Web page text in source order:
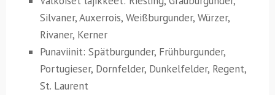
Silvaner, Auxerrois, Weißburgunder, Würzer,
Rivaner, Kerner
Punaviinit: Spätburgunder, Frühburgunder,
Portugieser, Dornfelder, Dunkelfelder, Regent,
St. Laurent